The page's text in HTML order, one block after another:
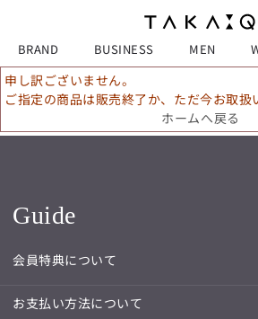
BRAND BUSINESS MEN
申し訳ございません。
ご指定の商品は販売終了か、ただ今お取扱
ホームへ戻る
Guide
会員特典について
お支払い方法について